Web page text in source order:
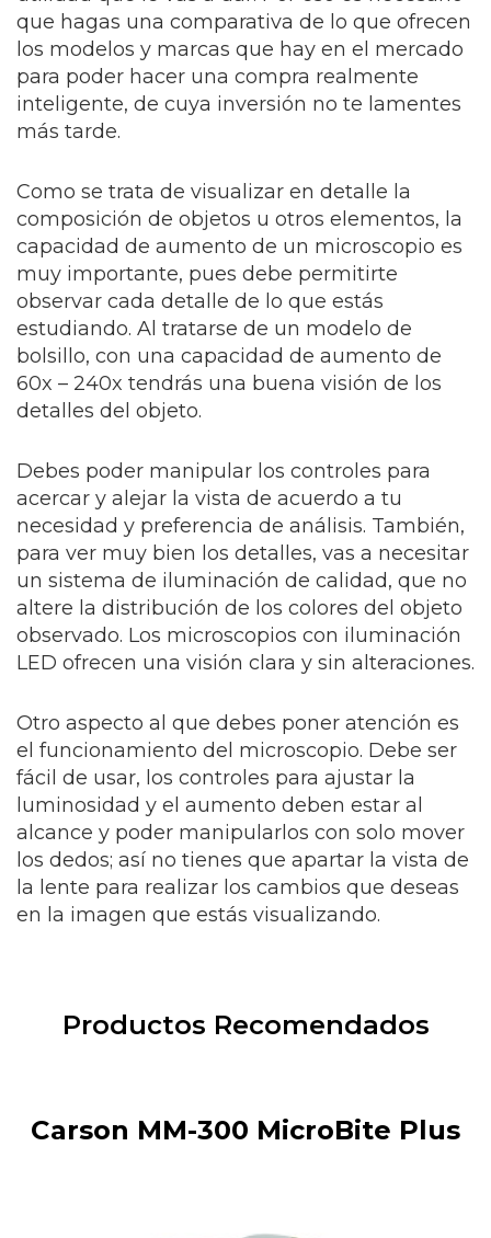
que hagas una comparativa de lo que ofrecen
los modelos y marcas que hay en el mercado
para poder hacer una compra realmente
inteligente, de cuya inversión no te lamentes
más tarde.
Como se trata de visualizar en detalle la
composición de objetos u otros elementos, la
capacidad de aumento de un microscopio es
muy importante, pues debe permitirte
observar cada detalle de lo que estás
estudiando. Al tratarse de un modelo de
bolsillo, con una capacidad de aumento de
60x – 240x tendrás una buena visión de los
detalles del objeto.
Debes poder manipular los controles para
acercar y alejar la vista de acuerdo a tu
necesidad y preferencia de análisis. También,
para ver muy bien los detalles, vas a necesitar
un sistema de iluminación de calidad, que no
altere la distribución de los colores del objeto
observado. Los microscopios con iluminación
LED ofrecen una visión clara y sin alteraciones.
Otro aspecto al que debes poner atención es
el funcionamiento del microscopio. Debe ser
fácil de usar, los controles para ajustar la
luminosidad y el aumento deben estar al
alcance y poder manipularlos con solo mover
los dedos; así no tienes que apartar la vista de
la lente para realizar los cambios que deseas
en la imagen que estás visualizando.
Productos Recomendados
Carson MM-300 MicroBite Plus